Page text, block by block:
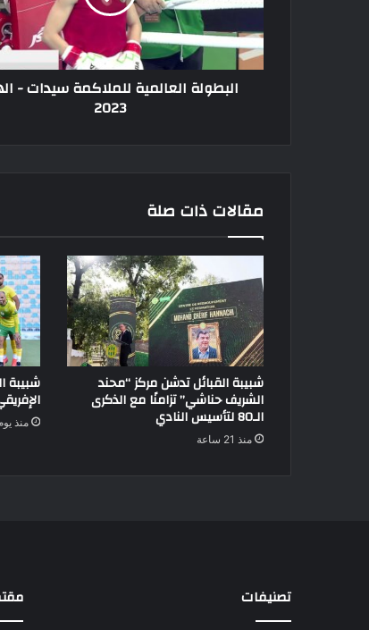
الهند
2023
البطولة العالمية للملاكمة سيدات -
2023
مقالات ذات صلة
شبيبة القبائل تدشن مركز “محند
الشريف حناشي” تزامنًا مع الذكرى
الـ80 لتأسيس النادي
منذ 21 ساعة
شبيبة
منذ
تصنيفات